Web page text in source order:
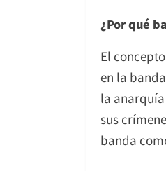
¿Por qué
El
en la
la
sus
banda